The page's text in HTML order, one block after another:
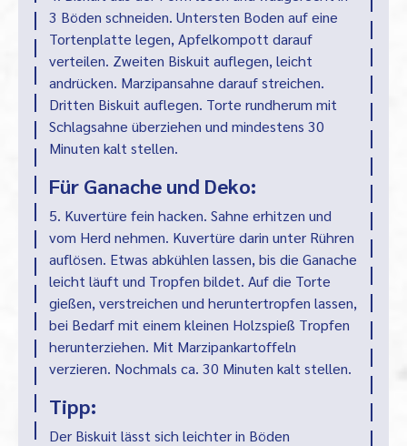
3 Böden schneiden. Untersten Boden auf eine
Tortenplatte legen, Apfelkompott darauf
verteilen. Zweiten Biskuit auflegen, leicht
andrücken. Marzipansahne darauf streichen.
Dritten Biskuit auflegen. Torte rundherum mit
Schlagsahne überziehen und mindestens 30
Minuten kalt stellen.
Für Ganache und Deko:
5. Kuvertüre fein hacken. Sahne erhitzen und
vom Herd nehmen. Kuvertüre darin unter Rühren
auflösen. Etwas abkühlen lassen, bis die Ganache
leicht läuft und Tropfen bildet. Auf die Torte
gießen, verstreichen und heruntertropfen lassen,
bei Bedarf mit einem kleinen Holzspieß Tropfen
herunterziehen. Mit Marzipankartoffeln
verzieren. Nochmals ca. 30 Minuten kalt stellen.
Tipp:
Der Biskuit lässt sich leichter in Böden